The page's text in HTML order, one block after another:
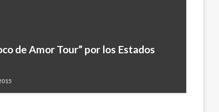
de Amor Tour” por los Estados